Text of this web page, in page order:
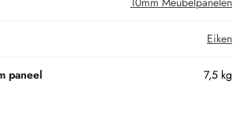
Eiken
paneel 7,5 kg